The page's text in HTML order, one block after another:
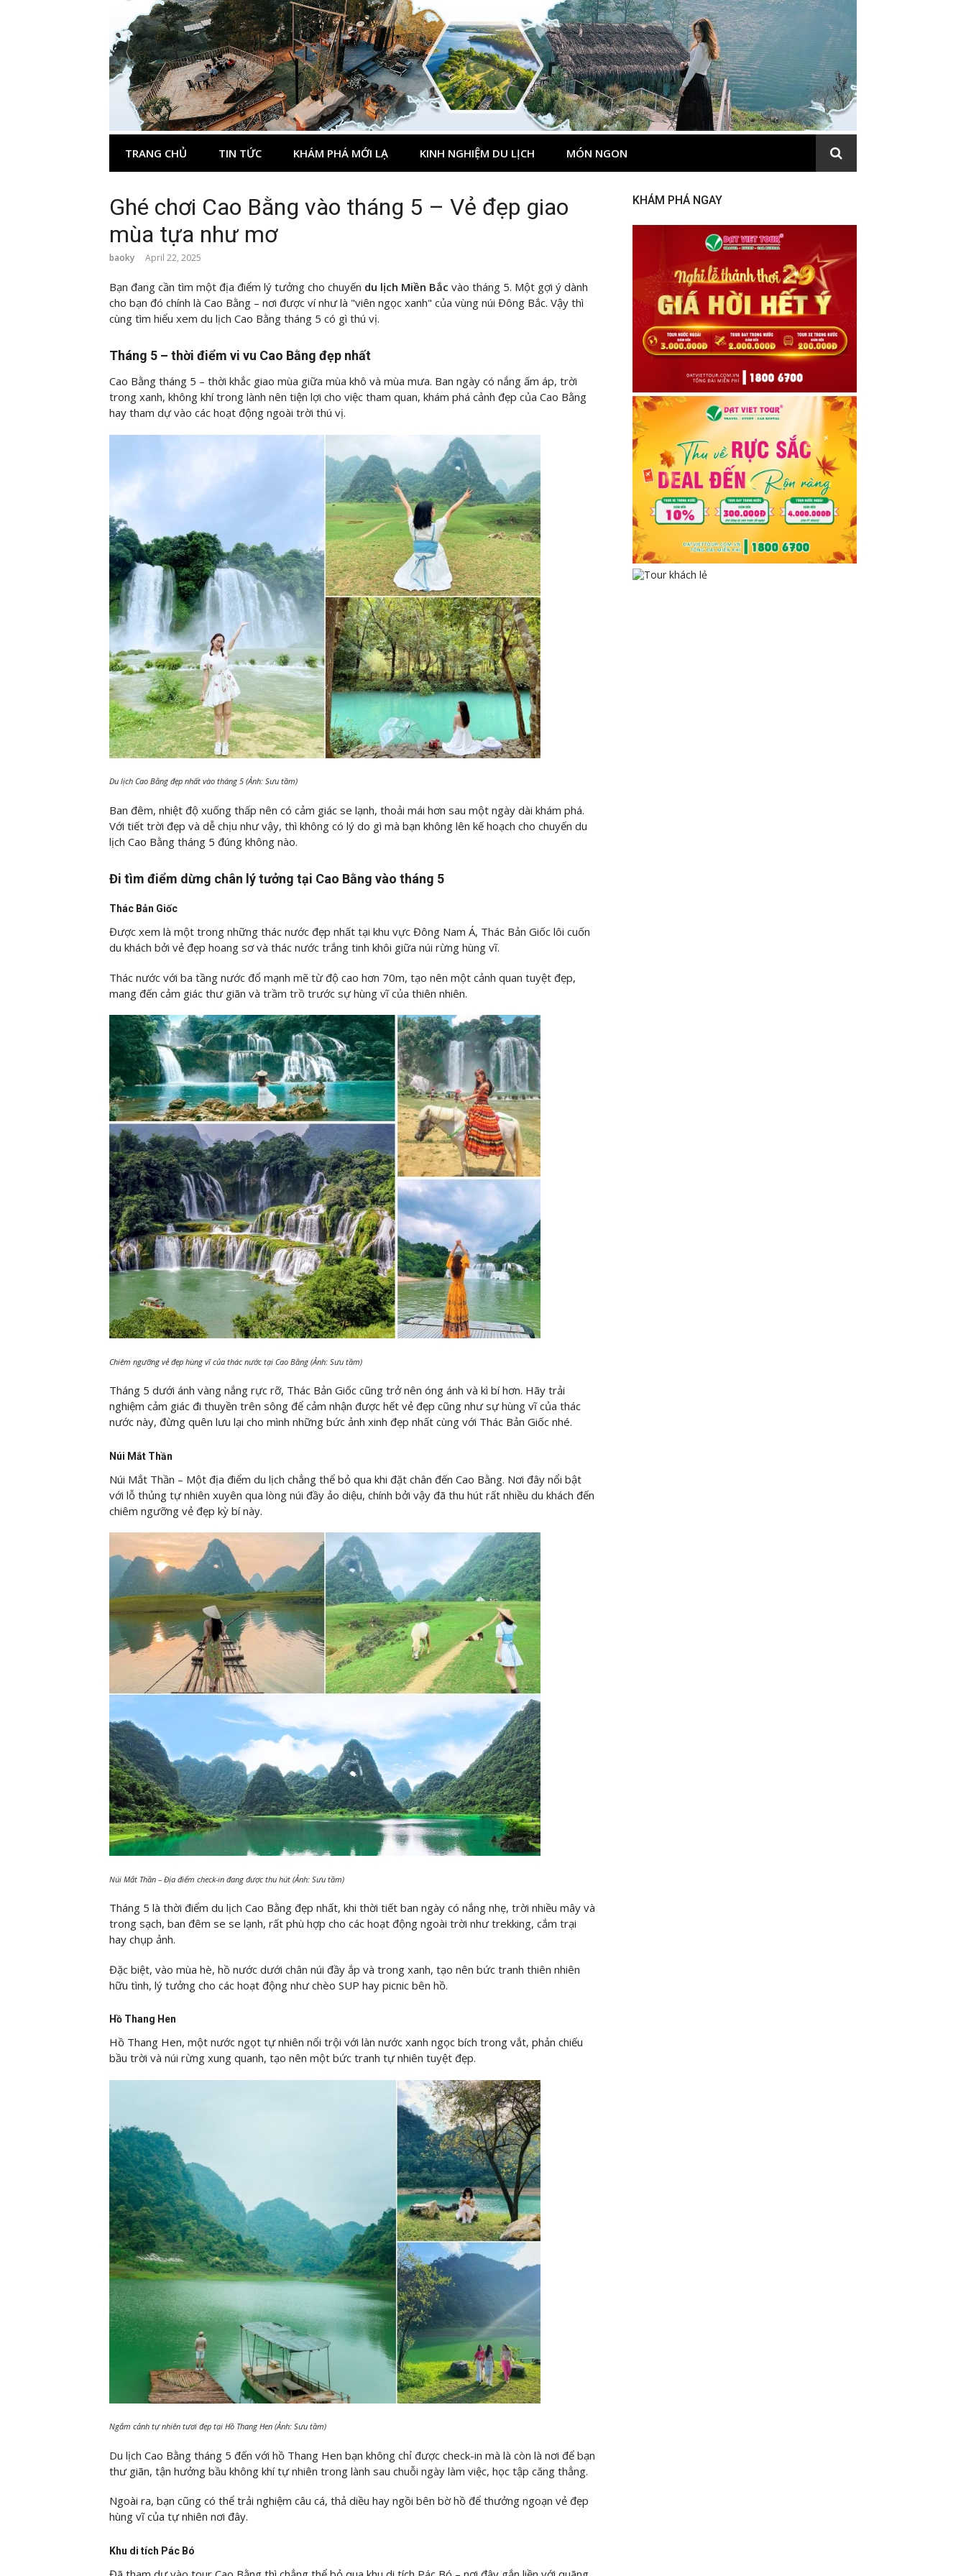
TRANG CHỦ TIN TỨC KHÁM PHÁ MỚI LẠ KINH NGHIỆM DU LỊCH MÓN NGON
Ghé chơi Cao Bằng vào tháng 5 – Vẻ đẹp giao
mùa tựa như mơ
baoky April 22, 2025
Bạn đang cần tìm một địa điểm lý tưởng cho chuyến du lịch Miền Bắc vào tháng 5. Một gợi ý dành
cho bạn đó chính là Cao Bằng – nơi được ví như là "viên ngọc xanh" của vùng núi Đông Bắc. Vậy thì
cùng tìm hiểu xem du lịch Cao Bằng tháng 5 có gì thú vị.
Tháng 5 – thời điểm vi vu Cao Bằng đẹp nhất
Cao Bằng tháng 5 – thời khắc giao mùa giữa mùa khô và mùa mưa. Ban ngày có nắng ấm áp, trời
trong xanh, không khí trong lành nên tiện lợi cho việc tham quan, khám phá cảnh đẹp của Cao Bằng
hay tham dự vào các hoạt động ngoài trời thú vị.
Du lịch Cao Bằng đẹp nhất vào tháng 5 (Ảnh: Sưu tầm)
Ban đêm, nhiệt độ xuống thấp nên có cảm giác se lạnh, thoải mái hơn sau một ngày dài khám phá.
Với tiết trời đẹp và dễ chịu như vậy, thì không có lý do gì mà bạn không lên kế hoạch cho chuyến du
lịch Cao Bằng tháng 5 đúng không nào.
Đi tìm điểm dừng chân lý tưởng tại Cao Bằng vào tháng 5
Thác Bản Giốc
Được xem là một trong những thác nước đẹp nhất tại khu vực Đông Nam Á, Thác Bản Giốc lôi cuốn
du khách bởi vẻ đẹp hoang sơ và thác nước trắng tinh khôi giữa núi rừng hùng vĩ.
Thác nước với ba tầng nước đổ mạnh mẽ từ độ cao hơn 70m, tạo nên một cảnh quan tuyệt đẹp,
mang đến cảm giác thư giãn và trầm trồ trước sự hùng vĩ của thiên nhiên.
Chiêm ngưỡng vẻ đẹp hùng vĩ của thác nước tại Cao Bằng (Ảnh: Sưu tầm)
Tháng 5 dưới ánh vàng nắng rực rỡ, Thác Bản Giốc cũng trở nên óng ánh và kì bí hơn. Hãy trải
nghiệm cảm giác đi thuyền trên sông để cảm nhận được hết vẻ đẹp cũng như sự hùng vĩ của thác
nước này, đừng quên lưu lại cho mình những bức ảnh xinh đẹp nhất cùng với Thác Bản Giốc nhé.
Núi Mắt Thần
Núi Mắt Thần – Một địa điểm du lịch chẳng thể bỏ qua khi đặt chân đến Cao Bằng. Nơi đây nổi bật
với lỗ thủng tự nhiên xuyên qua lòng núi đầy ảo diệu, chính bởi vậy đã thu hút rất nhiều du khách đến
chiêm ngưỡng vẻ đẹp kỳ bí này.
Núi Mắt Thần – Địa điểm check-in đang được thu hút (Ảnh: Sưu tầm)
Tháng 5 là thời điểm du lịch Cao Bằng đẹp nhất, khi thời tiết ban ngày có nắng nhẹ, trời nhiều mây và
trong sạch, ban đêm se se lạnh, rất phù hợp cho các hoạt động ngoài trời như trekking, cắm trại
hay chụp ảnh.
Đặc biệt, vào mùa hè, hồ nước dưới chân núi đầy ắp và trong xanh, tạo nên bức tranh thiên nhiên
hữu tình, lý tưởng cho các hoạt động như chèo SUP hay picnic bên hồ.​
Hồ Thang Hen
​Hồ Thang Hen, một nước ngọt tự nhiên nổi trội với làn nước xanh ngọc bích trong vắt, phản chiếu
bầu trời và núi rừng xung quanh, tạo nên một bức tranh tự nhiên tuyệt đẹp.
Ngắm cảnh tự nhiên tươi đẹp tại Hồ Thang Hen (Ảnh: Sưu tầm)
Du lịch Cao Bằng tháng 5 đến với hồ Thang Hen bạn không chỉ được check-in mà là còn là nơi để bạn
thư giãn, tận hưởng bầu không khí tự nhiên trong lành sau chuỗi ngày làm việc, học tập căng thẳng.
Ngoài ra, bạn cũng có thể trải nghiệm câu cá, thả diều hay ngồi bên bờ hồ để thưởng ngoạn vẻ đẹp
hùng vĩ của tự nhiên nơi đây.
Khu di tích Pác Bó
KHÁM PHÁ NGAY